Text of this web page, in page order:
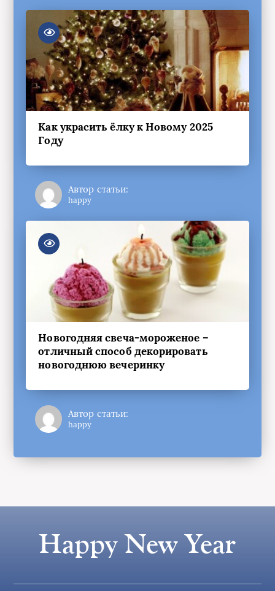
Как украсить ёлку к Новому 2025
Году
happy
Новогодняя свеча-мороженое –
отличный способ декорировать
новогоднюю вечеринку
happy
Happy New Year
© 2024 | All rights reserved